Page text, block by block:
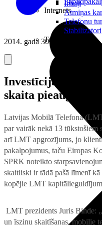
Internets
Irbuļi
Atmiņas
Telefonu
Stabilizatori
Televizori
2014. gada 30. janvāris
Investīcijas
skaita pieaugumu
Latvijas Mobilā Telefona
par vairāk nekā 13 tūkstošiem
arī LMT apgrozījums, jo
pakalpojumus, taču Eiropas
SPRK noteikto
skaitliski ir tādā pašā līmenī
kopējie LMT
LMT prezidents Juris Binde:
un īsziņu skaitīšanas, mobilie